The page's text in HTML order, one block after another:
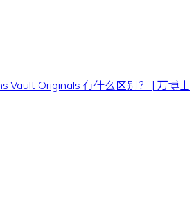
Vault Originals 有什么区别？ | 万博士